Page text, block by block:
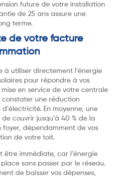
future de votre installation
de 25 ans assure une
terme.
de votre facture
à utiliser directement l’énergie
pour répondre à vos
en service de votre centrale
constater une réduction
En moyenne, une
couvrir jusqu’à 40 % de la
foyer, dépendamment de vos
de votre toit.
être immédiate, car l’énergie
sans passer par le réseau.
de baisser vos dépenses,